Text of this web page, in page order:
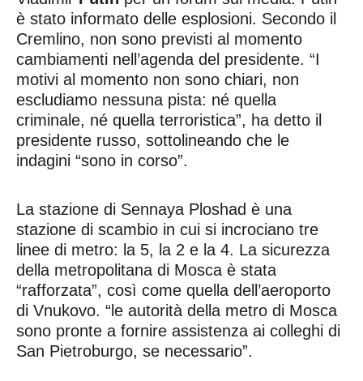
è stato informato delle esplosioni. Secondo il
Cremlino, non sono previsti al momento
cambiamenti nell’agenda del presidente. “I
motivi al momento non sono chiari, non
escludiamo nessuna pista: né quella
criminale, né quella terroristica”, ha detto il
presidente russo, sottolineando che le
indagini “sono in corso”.
La stazione di Sennaya Ploshad è una
stazione di scambio in cui si incrociano tre
linee di metro: la 5, la 2 e la 4. La sicurezza
della metropolitana di Mosca è stata
“rafforzata”, così come quella dell’aeroporto
di Vnukovo. “le autorità della metro di Mosca
sono pronte a fornire assistenza ai colleghi di
San Pietroburgo, se necessario”.